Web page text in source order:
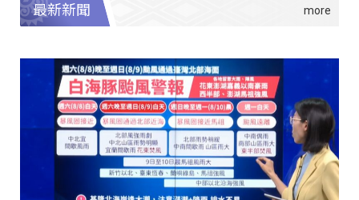
最新新聞